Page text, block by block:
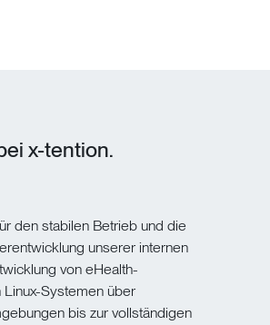
x-tention.
den stabilen Betrieb und die
unserer internen
von eHealth-
Linux-Systemen über
bis zur vollständigen